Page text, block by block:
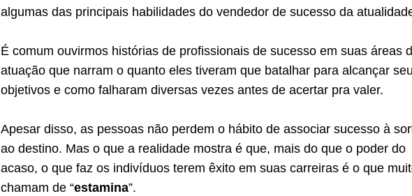
algumas das principais habilidades do vendedor de sucesso da
É comum ouvirmos histórias de profissionais de sucesso em suas áreas
atuação que narram o quanto eles tiveram que batalhar para alcançar
objetivos e como falharam diversas vezes antes de acertar pra valer.
Apesar disso, as pessoas não perdem o hábito de associar sucesso à
ao destino. Mas o que a realidade mostra é que, mais do que o poder do
acaso, o que faz os indivíduos terem êxito em suas carreiras é o que
chamam de “estamina”.